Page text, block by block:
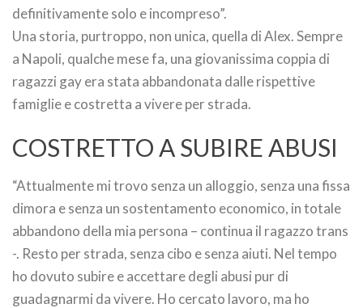
definitivamente solo e incompreso”.
Una storia, purtroppo, non unica, quella di Alex. Sempre
a Napoli, qualche mese fa, una giovanissima coppia di
ragazzi gay era stata abbandonata dalle rispettive
famiglie e costretta a vivere per strada.
COSTRETTO A SUBIRE ABUSI
“Attualmente mi trovo senza un alloggio, senza una fissa
dimora e senza un sostentamento economico, in totale
abbandono della mia persona – continua il ragazzo trans
-. Resto per strada, senza cibo e senza aiuti. Nel tempo
ho dovuto subire e accettare degli abusi pur di
guadagnarmi da vivere. Ho cercato lavoro, ma ho